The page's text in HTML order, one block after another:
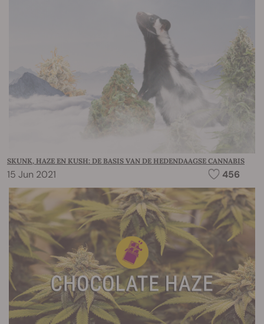
SKUNK, HAZE EN KUSH: DE BASIS VAN DE HEDENDAAGSE CANNABIS
15 Jun 2021 456